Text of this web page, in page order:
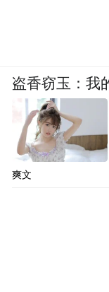
盗香窃玉：我
爽文